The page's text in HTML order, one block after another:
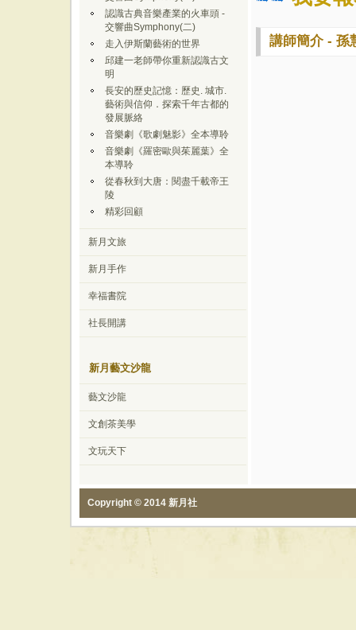
認識古典音樂產業的火車頭 -
交響曲Symphony(二)
走入伊斯蘭藝術的世界
邱建一老師帶你重新認識古文
明
長安的歷史記憶：歷史. 城市.
藝術與信仰．探索千年古都的
發展脈絡
音樂劇《歌劇魅影》全本導聆
音樂劇《羅密歐與茱麗葉》全
本導聆
從春秋到大唐：閱盡千載帝王
陵
精彩回顧
新月文旅
新月手作
幸福書院
社長開講
新月藝文沙龍
藝文沙龍
文創茶美學
文玩天下
講師簡介 - 孫
Copyright © 2014 新月社